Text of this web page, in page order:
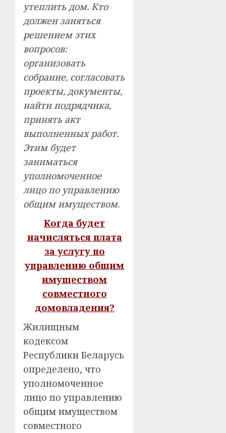
утеплить дом. Кто
должен заняться
решением этих
вопросов:
организовать
собрание, согласовать
проекты, документы,
найти подрядчика,
принять акт
выполненных работ.
Этим будет
заниматься
уполномоченное
лицо по управлению
общим имуществом.
Когда будет
начисляться плата
за услугу по
управлению общим
имуществом
совместного
домовладения?
Жилищным
кодексом
Республики Беларусь
определено, что
уполномоченное
лицо по управлению
общим имуществом
совместного